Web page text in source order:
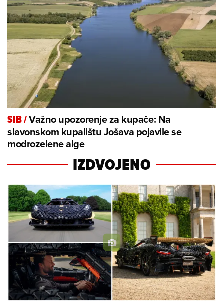
SIB/Važno upozorenje za kupače: Na
slavonskom kupalištu Jošava pojavile se
modrozelene alge
IZDVOJENO